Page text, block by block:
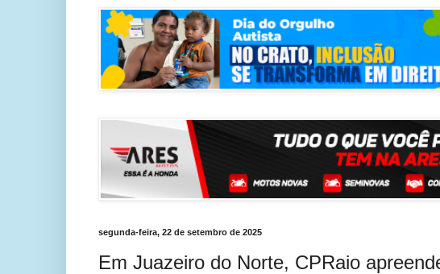
segunda-feira, 22 de setembro de 2025
Em Juazeiro do Norte, CPRaio